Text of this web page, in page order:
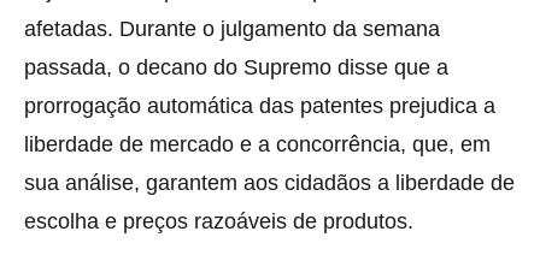
afetadas. Durante o julgamento da semana
passada, o decano do Supremo disse que a
prorrogação automática das patentes prejudica a
liberdade de mercado e a concorrência, que, em
sua análise, garantem aos cidadãos a liberdade de
escolha e preços razoáveis de produtos.